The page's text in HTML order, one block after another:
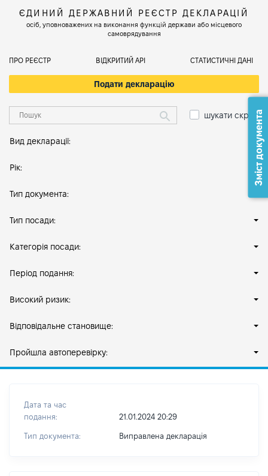
ЄДИНИЙ ДЕРЖАВНИЙ РЕЄСТР ДЕКЛАРАЦІЙ
осіб, уповноважених на виконання функцій держави або місцевого
самоврядування
ПРО РЕЄСТР ВІДКРИТИЙ АРІ СТАТИСТИЧНІ ДАНІ
Подати декларацію
шукати скрізь
Вид декларації:
Рік:
Тип документа:
Тип посади:
Категорія посади:
Період подання:
Високий ризик:
Відповідальне становище:
Пройшла автоперевірку:
Дата та час
подання:
21.01.2024 20:29
Тип документа: Виправлена декларація
Зміст документа